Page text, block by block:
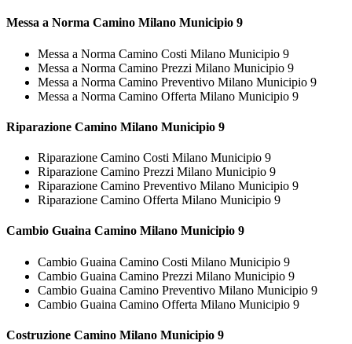
Messa a Norma Camino Milano Municipio 9
Messa a Norma Camino Costi Milano Municipio 9
Messa a Norma Camino Prezzi Milano Municipio 9
Messa a Norma Camino Preventivo Milano Municipio 9
Messa a Norma Camino Offerta Milano Municipio 9
Riparazione Camino Milano Municipio 9
Riparazione Camino Costi Milano Municipio 9
Riparazione Camino Prezzi Milano Municipio 9
Riparazione Camino Preventivo Milano Municipio 9
Riparazione Camino Offerta Milano Municipio 9
Cambio Guaina Camino Milano Municipio 9
Cambio Guaina Camino Costi Milano Municipio 9
Cambio Guaina Camino Prezzi Milano Municipio 9
Cambio Guaina Camino Preventivo Milano Municipio 9
Cambio Guaina Camino Offerta Milano Municipio 9
Costruzione Camino Milano Municipio 9